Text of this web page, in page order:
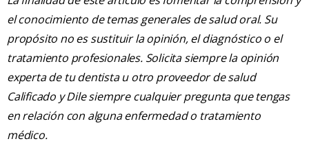
el conocimiento de temas generales de salud oral. Su
propósito no es sustituir la opinión, el diagnóstico o el
tratamiento profesionales. Solicita siempre la opinión
experta de tu dentista u otro proveedor de salud
Calificado y Dile siempre cualquier pregunta que tengas
en relación con alguna enfermedad o tratamiento
médico.